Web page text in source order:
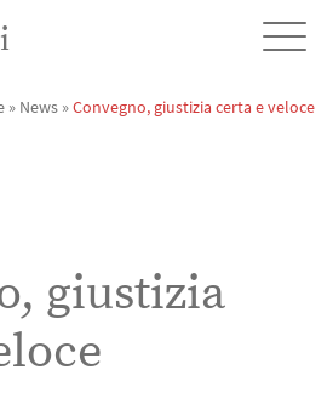
» News »Convegno, giustizia certa e veloce
giustizia